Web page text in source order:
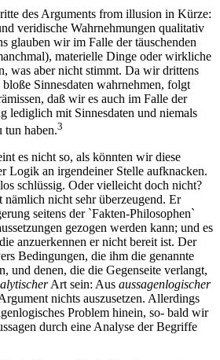
des Arguments from illusion in Kürze:
veridische Wahrnehmungen qualitativ
glauben wir im Falle der täuschenden
materielle Dinge oder wirkliche
was aber nicht stimmt. Da wir drittens
Sinnesdaten wahrnehmen, folgt
daß wir es auch im Falle der
lediglich mit Sinnesdaten und niemals
tun haben.3
es nicht so, als könnten wir diese
Logik an irgendeiner Stelle aufknacken.
schlüssig. Oder vielleicht doch nicht?
nicht sehr überzeugend. Er
seitens der `Fakten-Philosophen`
gezogen werden kann; und es
anzuerkennen er nicht bereit ist. Der
Bedingungen, die ihm die genannte
und denen, die die Gegenseite verlangt,
Art sein: Aus aussagenlogischer
nichts auszusetzen. Allerdings
Problem hinein, so- bald wir
durch eine Analyse der Begriffe